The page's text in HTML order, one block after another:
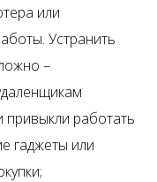
или
Устранить
–
работать
гаджеты или